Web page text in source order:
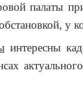
палаты
у
интересны